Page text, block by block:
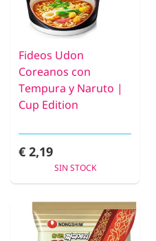
Fideos Udon
Coreanos con
Tempura y Naruto |
Cup Edition
€ 2,19
SIN STOCK